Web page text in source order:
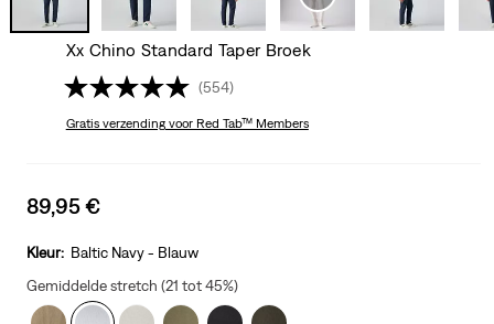
Xx Chino Standard Taper Broek
(554)
Gratis verzendingvoor Red Tab™ Members
Sale
is
89,95 €
Kleur: Baltic Navy - Blauw
Gemiddelde stretch (21 tot 45%)